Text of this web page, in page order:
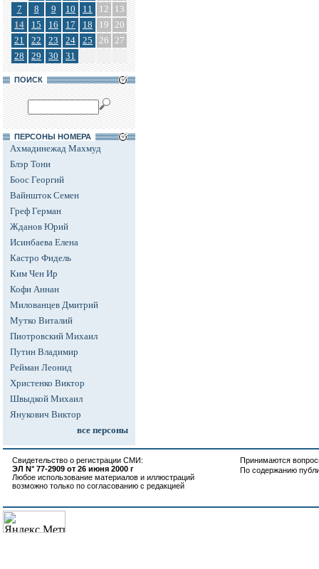
7
8 9 10 11 12
13
14
15 16 17 18 19 20
21
22 23 24 25 26 27
28
29 30 31
ПОИСК
ПЕРСОНЫ НОМЕРА
Ахмадинежад Махмуд
Блэр Тони
Боос Георгий
Вайншток Семен
Греф Герман
Жданов Юрий
Исинбаева Елена
Кастро Фидель
Ким Чен Ир
Кофи Аннан
Милованцев Дмитрий
Мутко Виталий
Пиотровский Михаил
Путин Владимир
Рейман Леонид
Христенко Виктор
Швыдкой Михаил
Янукович Виктор
все персоны
Свидетельство о регистрации СМИ:
ЭЛ N° 77-2909 от 26 июня 2000 г
Любое использование материалов и иллюстраций
возможно только по согласованию с редакцией
Принимаются
По содержанию